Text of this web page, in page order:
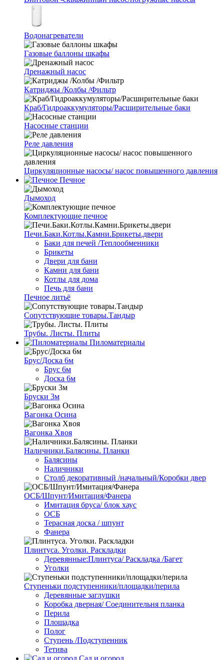
Водонагреватели
Газовые баллоны шкафы
Дренажный насос
Катриджы /Колбы /Фильтр
Краб/Гидроаккумуляторы/Расширительные баки
Насосные станции
Реле давления
Циркуляционные насосы/ насос повышенного давления
Печное
Дымоход
Комплектующие печное
Печи.Баки.Котлы.Камни.Брикеты.двери
Баки для печей /Теплообменники
Брикеты
Двери для бани
Камни для бани
Котлы для дома
Печь для бани
Печное литьё
Сопутствующие товары.Тандыр
Трубы. Листы. Плиты
Пиломатериалы
Брус/Доска 6м
Брус 6м
Доска 6м
Бруски 3м
Вагонка Осина
Вагонка Хвоя
Наличники.Балясины. Планки
Балясины
Наличники
Столб декоративный /начальный/Коробки двер
ОСБ/Шпунт/Имитация/Фанера
Имитация бруса/ блок хаус
ОСБ
Терасная доска / шпунт
Фанера
Плинтуса. Уголки. Раскладки
Деревянные:Плинтуса/ Раскладка /Багет
Уголки
Ступеньки подступенники/площадки/перила
Деревянные заглушки
Коробка дверная/ Соединительня планка
Перила
Площадка
Полог
Ступень /Подступенник
Тетива
Сад и огород